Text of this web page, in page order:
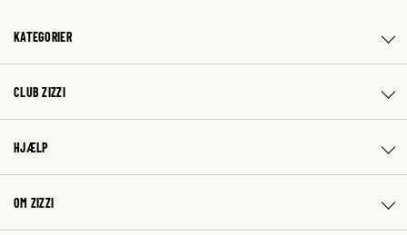
KATEGORIER
CLUB ZIZZI
HJÆLP
OM ZIZZI